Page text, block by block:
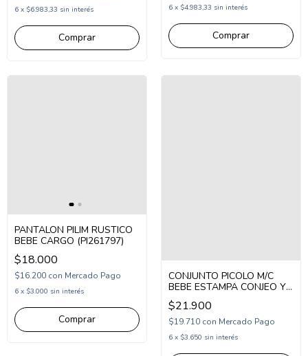
6 x $6.983,33 sin interés
Comprar
6 x $4.983,33 sin interés
Comprar
PANTALON PILIM RUSTICO
BEBE CARGO (PI261797)
$18.000
$16.200 con Mercado Pago
6 x $3.000 sin interés
Comprar
CONJUNTO PICOLO M/C
BEBE ESTAMPA CONJEO Y
AVION (PC2677831)
$21.900
$19.710 con Mercado Pago
6 x $3.650 sin interés